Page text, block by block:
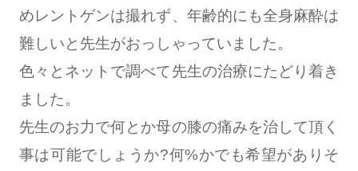
めレントゲンは撮れず、年齢的にも全身麻酔は
難しいと先生がおっしゃっていました。
色々とネットで調べて先生の治療にたどり着き
ました。
先生のお力で何とか母の膝の痛みを治して頂く
事は可能でしょうか?何%かでも希望がありそ